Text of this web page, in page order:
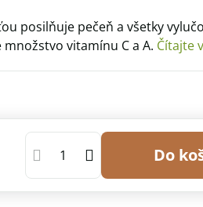
posilňuje pečeň a všetky
množstvo vitamínu C a A. Čítajte
Do